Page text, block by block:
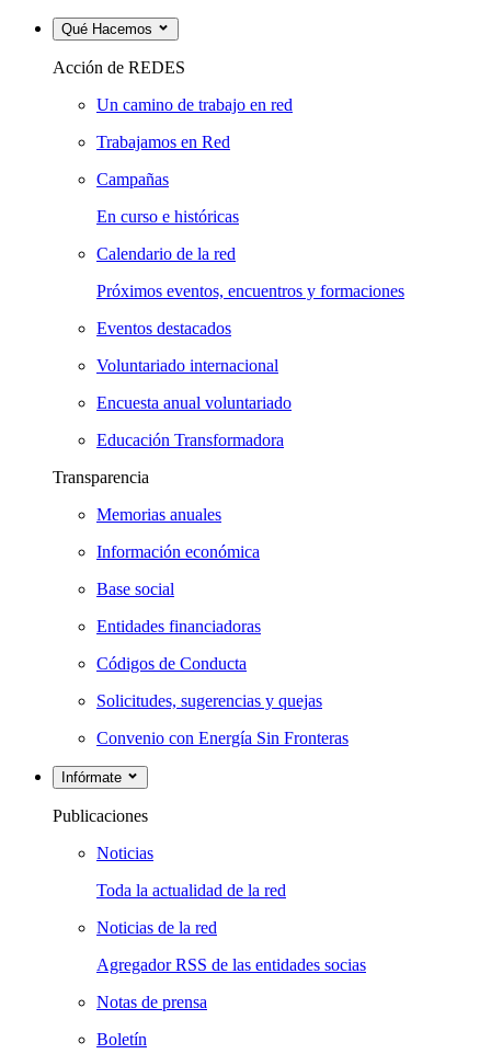
Qué Hacemos
Acción de REDES
Un camino de trabajo en red
Trabajamos en Red
Campañas
En curso e históricas
Calendario de la red
Próximos eventos, encuentros y formaciones
Eventos destacados
Voluntariado internacional
Encuesta anual voluntariado
Educación Transformadora
Transparencia
Memorias anuales
Información económica
Base social
Entidades financiadoras
Códigos de Conducta
Solicitudes, sugerencias y quejas
Convenio con Energía Sin Fronteras
Infórmate
Publicaciones
Noticias
Toda la actualidad de la red
Noticias de la red
Agregador RSS de las entidades socias
Notas de prensa
Boletín